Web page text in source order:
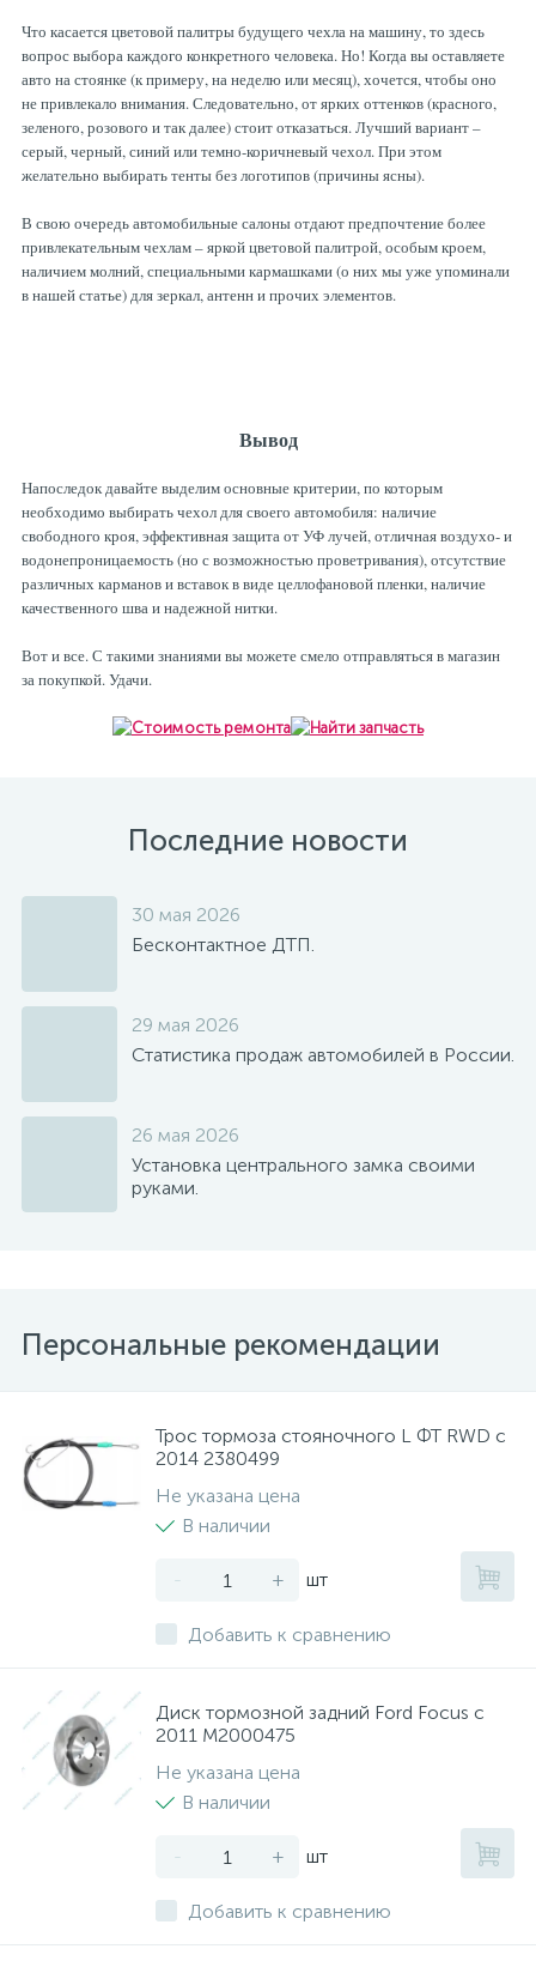
Что касается цветовой палитры будущего чехла на машину, то здесь
вопрос выбора каждого конкретного человека. Но! Когда вы оставляете
авто на стоянке (к примеру, на неделю или месяц), хочется, чтобы оно
не привлекало внимания. Следовательно, от ярких оттенков (красного,
зеленого, розового и так далее) стоит отказаться. Лучший вариант –
серый, черный, синий или темно-коричневый чехол. При этом
желательно выбирать тенты без логотипов (причины ясны).
В свою очередь автомобильные салоны отдают предпочтение более
привлекательным чехлам – яркой цветовой палитрой, особым кроем,
наличием молний, специальными кармашками (о них мы уже упоминали
в нашей статье) для зеркал, антенн и прочих элементов.
Вывод
Напоследок давайте выделим основные критерии, по которым
необходимо выбирать чехол для своего автомобиля: наличие
свободного кроя, эффективная защита от УФ лучей, отличная воздухо- и
водонепроницаемость (но с возможностью проветривания), отсутствие
различных карманов и вставок в виде целлофановой пленки, наличие
качественного шва и надежной нитки.
Вот и все. С такими знаниями вы можете смело отправляться в магазин
за покупкой. Удачи.
Последние новости
30 мая 2026
Бесконтактное ДТП.
29 мая 2026
Статистика продаж автомобилей в России.
26 мая 2026
Установка центрального замка своими
руками.
Персональные рекомендации
Трос тормоза стояночного L ФТ RWD с
2014 2380499
Не указана цена
В наличии
- + шт
Добавить к сравнению
Диск тормозной задний Ford Focus с
2011 M2000475
Не указана цена
В наличии
- + шт
Добавить к сравнению